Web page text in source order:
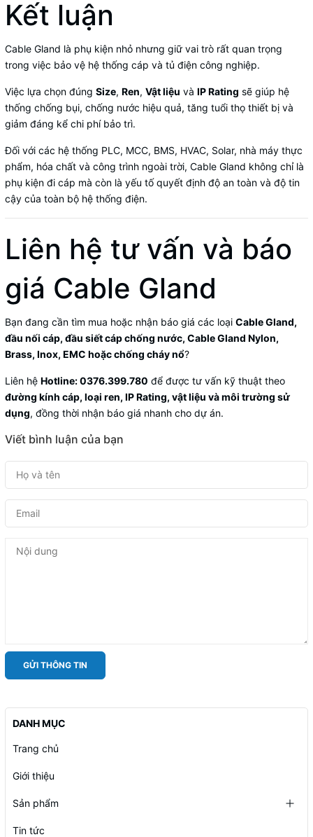
Kết luận
Cable Gland là phụ kiện nhỏ nhưng giữ vai trò rất quan trọng
trong việc bảo vệ hệ thống cáp và tủ điện công nghiệp.
Việc lựa chọn đúng Size, Ren, Vật liệu và IP Rating sẽ giúp hệ
thống chống bụi, chống nước hiệu quả, tăng tuổi thọ thiết bị và
giảm đáng kể chi phí bảo trì.
Đối với các hệ thống PLC, MCC, BMS, HVAC, Solar, nhà máy thực
phẩm, hóa chất và công trình ngoài trời, Cable Gland không chỉ là
phụ kiện đi cáp mà còn là yếu tố quyết định độ an toàn và độ tin
cậy của toàn bộ hệ thống điện.
Liên hệ tư vấn và báo
giá Cable Gland
Bạn đang cần tìm mua hoặc nhận báo giá các loại Cable Gland,
đầu nối cáp, đầu siết cáp chống nước, Cable Gland Nylon,
Brass, Inox, EMC hoặc chống cháy nổ?
Liên hệ Hotline: 0376.399.780 để được tư vấn kỹ thuật theo
đường kính cáp, loại ren, IP Rating, vật liệu và môi trường sử
dụng, đồng thời nhận báo giá nhanh cho dự án.
Viết bình luận của bạn
GỬI THÔNG TIN
DANH MỤC
Trang chủ
Giới thiệu
Sản phẩm
Tin tức